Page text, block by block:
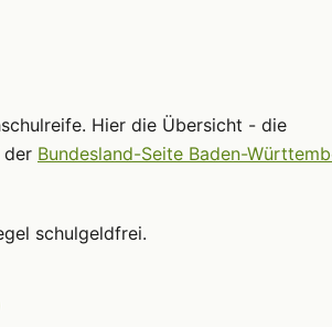
Hier die Übersicht - die
der Bundesland-Seite Baden-
schulgeldfrei.